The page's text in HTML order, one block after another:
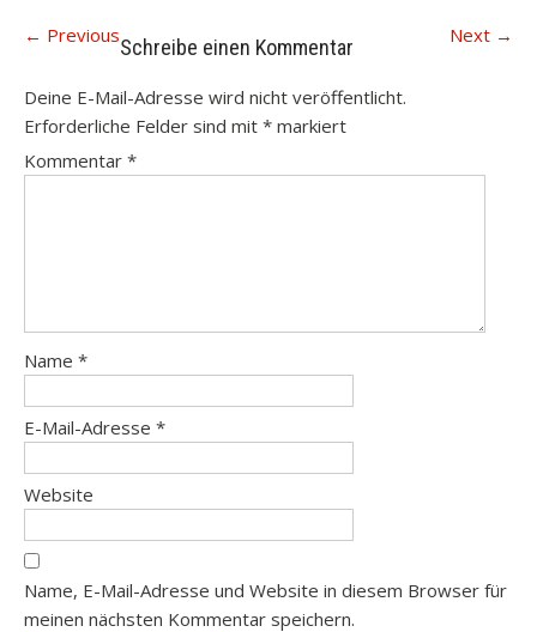
← Previous Next →
Schreibe einen Kommentar
Deine E-Mail-Adresse wird nicht veröffentlicht.
Erforderliche Felder sind mit * markiert
Kommentar *
Name *
E-Mail-Adresse *
Website
Name, E-Mail-Adresse und Website in diesem Browser für
meinen nächsten Kommentar speichern.